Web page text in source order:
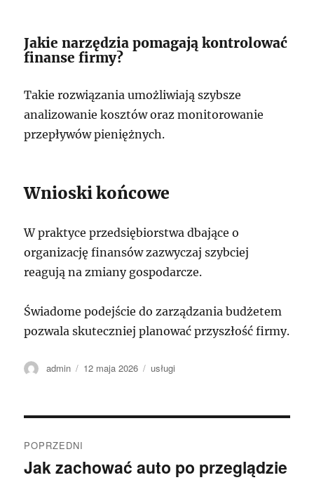
Jakie narzędzia pomagają kontrolować
finanse firmy?
Takie rozwiązania umożliwiają szybsze
analizowanie kosztów oraz monitorowanie
przepływów pieniężnych.
Wnioski końcowe
W praktyce przedsiębiorstwa dbające o
organizację finansów zazwyczaj szybciej
reagują na zmiany gospodarcze.
Świadome podejście do zarządzania budżetem
pozwala skuteczniej planować przyszłość firmy.
Autor
admin
Data
12 maja 2026 Kategorie
usługi
wpisu
POPRZEDNI
Poprzedni
Jak zachować auto po przeglądzie